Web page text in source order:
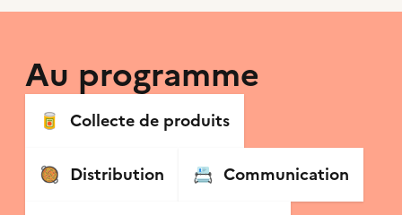
Au programme
🥫 Collecte de produits
🥘 Distribution 📇 Communication